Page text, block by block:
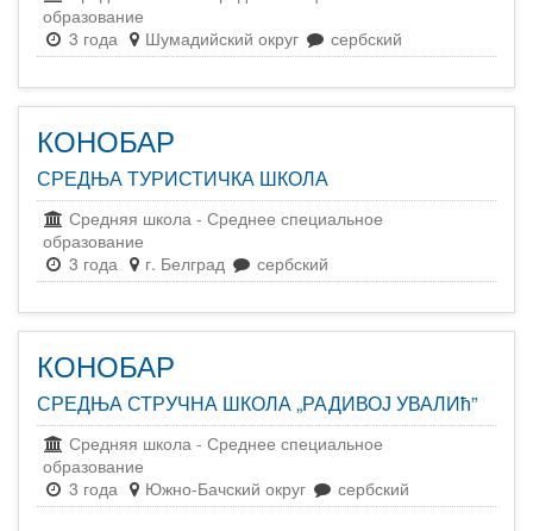
образование
3 года
Шумадийский округ сербский
КОНОБАР
СРЕДЊА ТУРИСТИЧКА ШКОЛА
Средняя школа - Среднее специальное
образование
3 года
г. Белград сербский
КОНОБАР
СРЕДЊА СТРУЧНА ШКОЛА „РАДИВОЈ УВАЛИћ”
Средняя школа - Среднее специальное
образование
3 года
Южно-Бачский округ сербский